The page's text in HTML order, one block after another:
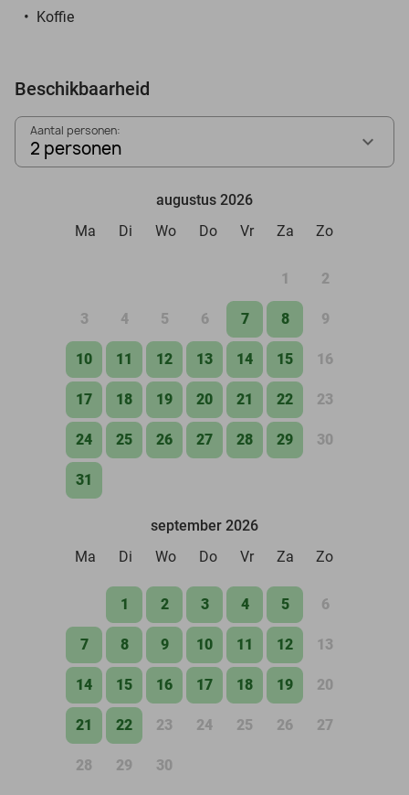
Koffie
Beschikbaarheid
Aantal personen:
2 personen
augustus 2026
Ma
Di Wo Do Vr Za Zo
1 2
3 4 5 6 7 8 9
10 11 12 13 14 15 16
17 18 19 20 21 22 23
24 25 26 27 28 29 30
31
september 2026
Ma
Di Wo Do Vr Za Zo
1 2 3 4 5 6
7 8 9 10 11 12 13
14 15 16 17 18 19 20
21 22 23 24 25 26 27
28 29 30